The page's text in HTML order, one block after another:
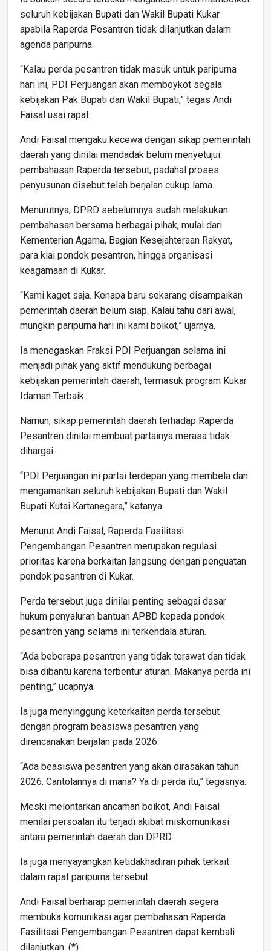
seluruh kebijakan Bupati dan Wakil Bupati Kukar
apabila Raperda Pesantren tidak dilanjutkan dalam
agenda paripurna.
“Kalau perda pesantren tidak masuk untuk paripurna
hari ini, PDI Perjuangan akan memboykot segala
kebijakan Pak Bupati dan Wakil Bupati,” tegas Andi
Faisal usai rapat.
Andi Faisal mengaku kecewa dengan sikap pemerintah
daerah yang dinilai mendadak belum menyetujui
pembahasan Raperda tersebut, padahal proses
penyusunan disebut telah berjalan cukup lama.
Menurutnya, DPRD sebelumnya sudah melakukan
pembahasan bersama berbagai pihak, mulai dari
Kementerian Agama, Bagian Kesejahteraan Rakyat,
para kiai pondok pesantren, hingga organisasi
keagamaan di Kukar.
“Kami kaget saja. Kenapa baru sekarang disampaikan
pemerintah daerah belum siap. Kalau tahu dari awal,
mungkin paripurna hari ini kami boikot,” ujarnya.
Ia menegaskan Fraksi PDI Perjuangan selama ini
menjadi pihak yang aktif mendukung berbagai
kebijakan pemerintah daerah, termasuk program Kukar
Idaman Terbaik.
Namun, sikap pemerintah daerah terhadap Raperda
Pesantren dinilai membuat partainya merasa tidak
dihargai.
“PDI Perjuangan ini partai terdepan yang membela dan
mengamankan seluruh kebijakan Bupati dan Wakil
Bupati Kutai Kartanegara,” katanya.
Menurut Andi Faisal, Raperda Fasilitasi
Pengembangan Pesantren merupakan regulasi
prioritas karena berkaitan langsung dengan penguatan
pondok pesantren di Kukar.
Perda tersebut juga dinilai penting sebagai dasar
hukum penyaluran bantuan APBD kepada pondok
pesantren yang selama ini terkendala aturan.
“Ada beberapa pesantren yang tidak terawat dan tidak
bisa dibantu karena terbentur aturan. Makanya perda ini
penting,” ucapnya.
Ia juga menyinggung keterkaitan perda tersebut
dengan program beasiswa pesantren yang
direncanakan berjalan pada 2026.
“Ada beasiswa pesantren yang akan dirasakan tahun
2026. Cantolannya di mana? Ya di perda itu,” tegasnya.
Meski melontarkan ancaman boikot, Andi Faisal
menilai persoalan itu terjadi akibat miskomunikasi
antara pemerintah daerah dan DPRD.
Ia juga menyayangkan ketidakhadiran pihak terkait
dalam rapat paripurna tersebut.
Andi Faisal berharap pemerintah daerah segera
membuka komunikasi agar pembahasan Raperda
Fasilitasi Pengembangan Pesantren dapat kembali
dilanjutkan. (*)